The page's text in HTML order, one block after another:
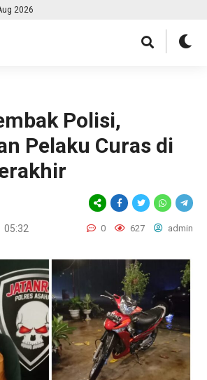
2026
Polisi,
Pelaku Curas di
05:32 0 627 admin